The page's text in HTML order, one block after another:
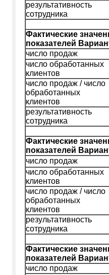
результативность
сотрудника
Фактические
показателей
число продаж
число обработанных
клиентов
число продаж / число
обработанных
клиентов
результативность
сотрудника
Фактические
показателей
число продаж
число обработанных
клиентов
число продаж / число
обработанных
клиентов
результативность
сотрудника
Фактические
показателей
число продаж